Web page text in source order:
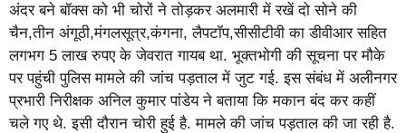
अंदर बने बॉक्स को भी चोरों ने तोड़कर अलमारी में रखें दो सोने की
चैन,तीन अंगूठी,मंगलसूत्र,कंगना, लैपटॉप,सीसीटीवी का डीवीआर सहित
लगभग 5 लाख रुपए के जेवरात गायब था. भूक्तभोगी की सूचना पर मौके
पर पहुंची पुलिस मामले की जांच पड़ताल में जुट गई. इस संबंध में अलीनगर
प्रभारी निरीक्षक अनिल कुमार पांडेय ने बताया कि मकान बंद कर कहीं
चले गए थे. इसी दौरान चोरी हुई है. मामले की जांच पड़ताल की जा रही है.